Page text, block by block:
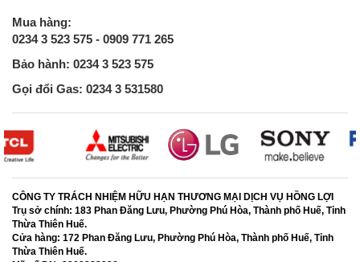
Mua hàng:
0234 3 523 575 - 0909 771 265
Bảo hành: 0234 3 523 575
Gọi đổi Gas: 0234 3 531580
CÔNG TY TRÁCH NHIỆM HỮU HẠN THƯƠNG MẠI DỊCH VỤ HỒNG LỢI
Trụ sở chính: 183 Phan Đăng Lưu, Phường Phú Hòa, Thành phố Huế, Tỉnh
Thừa Thiên Huế.
Cửa hàng: 172 Phan Đăng Lưu, Phường Phú Hòa, Thành phố Huế, Tỉnh
Thừa Thiên Huế.